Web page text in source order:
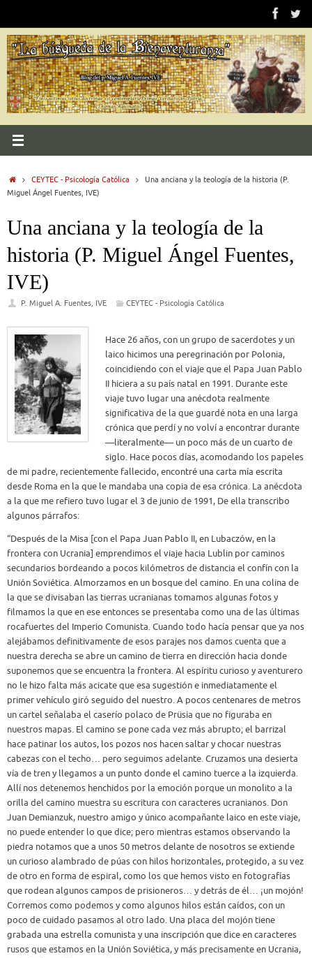
contenido
InicioCEYTEC - Psicología Católica
Una anciana y la teología de la historia (P.
Miguel Ángel Fuentes, IVE)
Una anciana y la teología de la
historia (P. Miguel Ángel Fuentes,
IVE)
P. Miguel A. Fuentes, IVE CEYTEC - Psicología Católica
Hace 26 años, con un grupo de sacerdotes y un
laico hicimos una peregrinación por Polonia,
coincidiendo con el viaje que el Papa Juan Pablo
II hiciera a su país natal en 1991. Durante este
viaje tuvo lugar una anécdota realmente
significativa de la que guardé nota en una larga
crónica que perdí y no volví a encontrar durante
—literalmente— un poco más de un cuarto de
siglo. Hace pocos días, acomodando los papeles
de mi padre, recientemente fallecido, encontré una carta mía escrita
desde Roma en la que le mandaba una copia de esa crónica. La anécdota
a la que me refiero tuvo lugar el 3 de junio de 1991, De ella transcribo
algunos párrafos:
“Después de la Misa [con el Papa Juan Pablo II, en Lubaczów, en la
frontera con Ucrania] emprendimos el viaje hacia Lublin por caminos
secundarios bordeando a pocos kilómetros de distancia el confín con la
Unión Soviética. Almorzamos en un bosque del camino. En una colina de
la que se divisaban las tierras ucranianas tomamos algunas fotos y
filmamos la que en ese entonces se presentaba como una de las últimas
rocafuertes del Imperio Comunista. Cuando todo hacía pensar que ya nos
alejábamos definitivamente de esos parajes nos damos cuenta que a
nuestra derecha se abre un camino de tierra en dirección hacia donde
suponemos que se encuentra la frontera. Al espíritu curioso y aventurero
no le hizo falta más acicate que esa sugestión e inmediatamente el
primer vehículo giró seguido del nuestro. A pocos centenares de metros
un cartel señalaba el caserío polaco de Prüsia que no figuraba en
nuestros mapas. El camino se pone cada vez más abrupto; el barrizal
hace patinar los autos, los pozos nos hacen saltar y chocar nuestras
cabezas con el techo… pero seguimos adelante. Cruzamos una desierta
vía de tren y llegamos a un punto donde el camino tuerce a la izquierda.
Allí nos detenemos henchidos por la emoción porque un monolito a la
orilla del camino muestra su escritura con caracteres ucranianos. Don
Juan Demianzuk, nuestro amigo y único acompañante laico en este viaje,
no puede entender lo que dice; pero mientras estamos observando la
piedra notamos que a unos 50 metros delante de nosotros se extiende
un curioso alambrado de púas con hilos horizontales, protegido, a su vez
de otro en forma de espiral, como los que hemos visto en fotografías
que rodean algunos campos de prisioneros… y detrás de él… ¡un mojón!
Corremos como podemos y como algunos hilos están caídos, con un
poco de cuidado pasamos al otro lado. Una placa del mojón tiene
grabada una estrella comunista y una inscripción que dice en caracteres
rusos que estamos en la Unión Soviética, y más precisamente en Ucrania,